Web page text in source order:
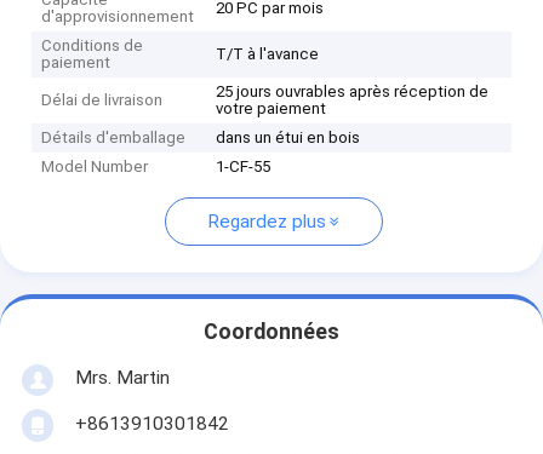
d'approvisionnement
20 PC par mois
Conditions de
paiement
T/T à l'avance
Délai de livraison
25 jours ouvrables après réception de
votre paiement
Détails d'emballage
dans un étui en bois
Model Number
1-CF-55
Regardez plus
Coordonnées
Mrs. Martin
+8613910301842